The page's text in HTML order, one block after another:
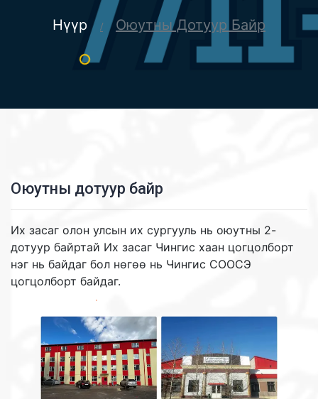
Нүүр Оюутны Дотуур Байр
Оюутны дотуур байр
Их засаг олон улсын их сургууль нь оюутны 2-
дотуур байртай Их засаг Чингис хаан цогцолборт
нэг нь байдаг бол нөгөө нь Чингис СООСЭ
цогцолборт байдаг.